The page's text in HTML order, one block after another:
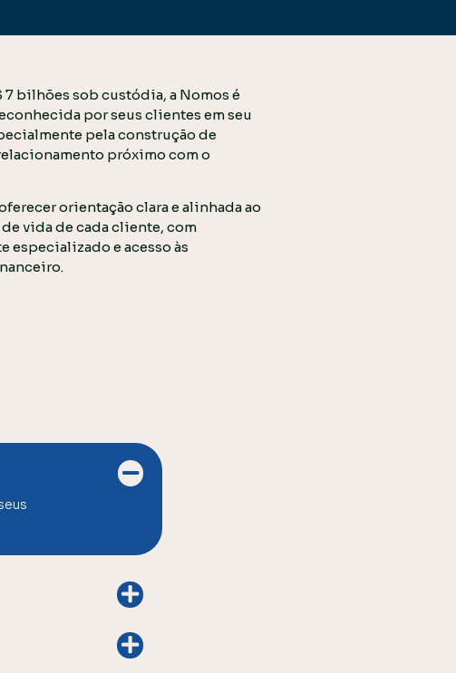
7 bilhões sob custódia, a Nomos é
por seus clientes em seu
pela construção de
próximo com o
orientação clara e alinhada ao
vida de cada cliente, com
especializado e acesso às